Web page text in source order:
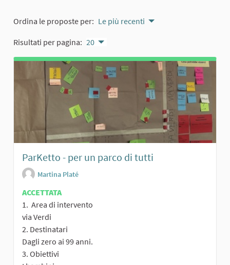
Ordina le proposte per: Le più recenti
Risultati per pagina: 20
ParKetto - per un parco di tutti
Martina Platé
ACCETTATA
1. Area di intervento
via Verdi
2. Destinatari
Dagli zero ai 99 anni.
3. Obiettivi